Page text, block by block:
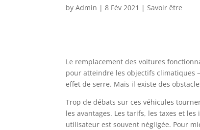
byAdmin |8 Fév 2021 |Savoir être
Le remplacement des voitures
pour atteindre les objectifs climatiques
effet de serre. Mais il existe des
Trop de débats sur ces véhicules
les avantages. Les tarifs, les taxes et
utilisateur est souvent négligée. Pour